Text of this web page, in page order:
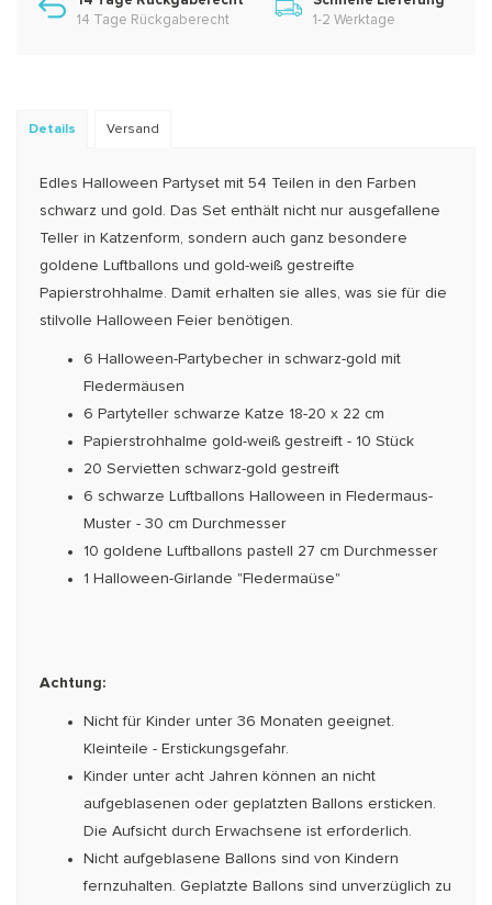
14 Tage Rückgaberecht
1-2 Werktage
Details Versand
Edles Halloween Partyset mit 54 Teilen in den Farben
schwarz und gold. Das Set enthält nicht nur ausgefallene
Teller in Katzenform, sondern auch ganz besondere
goldene Luftballons und gold-weiß gestreifte
Papierstrohhalme. Damit erhalten sie alles, was sie für die
stilvolle Halloween Feier benötigen.
6 Halloween-Partybecher in schwarz-gold mit
Fledermäusen
6 Partyteller schwarze Katze 18-20 x 22 cm
Papierstrohhalme gold-weiß gestreift - 10 Stück
20 Servietten schwarz-gold gestreift
6 schwarze Luftballons Halloween in Fledermaus-
Muster - 30 cm Durchmesser
10 goldene Luftballons pastell 27 cm Durchmesser
1 Halloween-Girlande "Fledermaüse"
Achtung:
Nicht für Kinder unter 36 Monaten geeignet.
Kleinteile - Erstickungsgefahr.
Kinder unter acht Jahren können an nicht
aufgeblasenen oder geplatzten Ballons ersticken.
Die Aufsicht durch Erwachsene ist erforderlich.
Nicht aufgeblasene Ballons sind von Kindern
fernzuhalten. Geplatzte Ballons sind unverzüglich zu